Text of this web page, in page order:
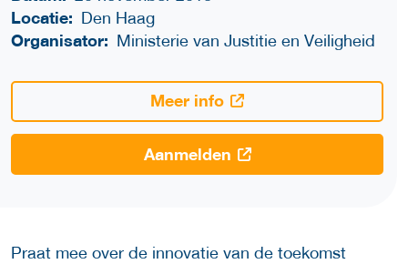
Locatie: Den Haag
Organisator: Ministerie van Justitie en Veiligheid
Meer info
Aanmelden
Praat mee over de innovatie van de toekomst